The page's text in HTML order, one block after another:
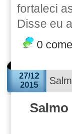
fortaleci
Disse eu
0
27/12
2015
Salmo